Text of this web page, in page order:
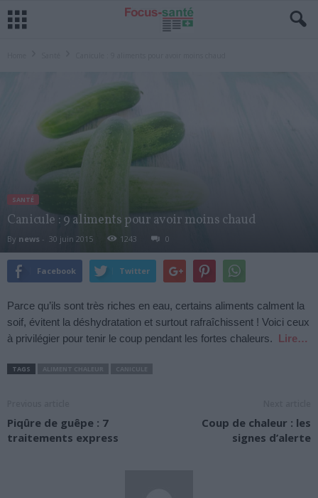
SANTÉ
Canicule : 9 aliments pour avoir moins chaud
By news - 30 juin 2015 1243 0
Facebook Twitter
Parce qu’ils sont très riches en eau, certains aliments calment la
soif, évitent la déshydratation et surtout rafraîchissent ! Voici ceux
à privilégier pour tenir le coup pendant les fortes chaleurs.
Lire…
TAGS
Piqûre de guêpe : 7
traitements express
Coup de chaleur : les
signes d’alerte